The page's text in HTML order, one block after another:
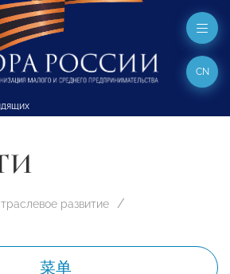
CN
развитие
菜单